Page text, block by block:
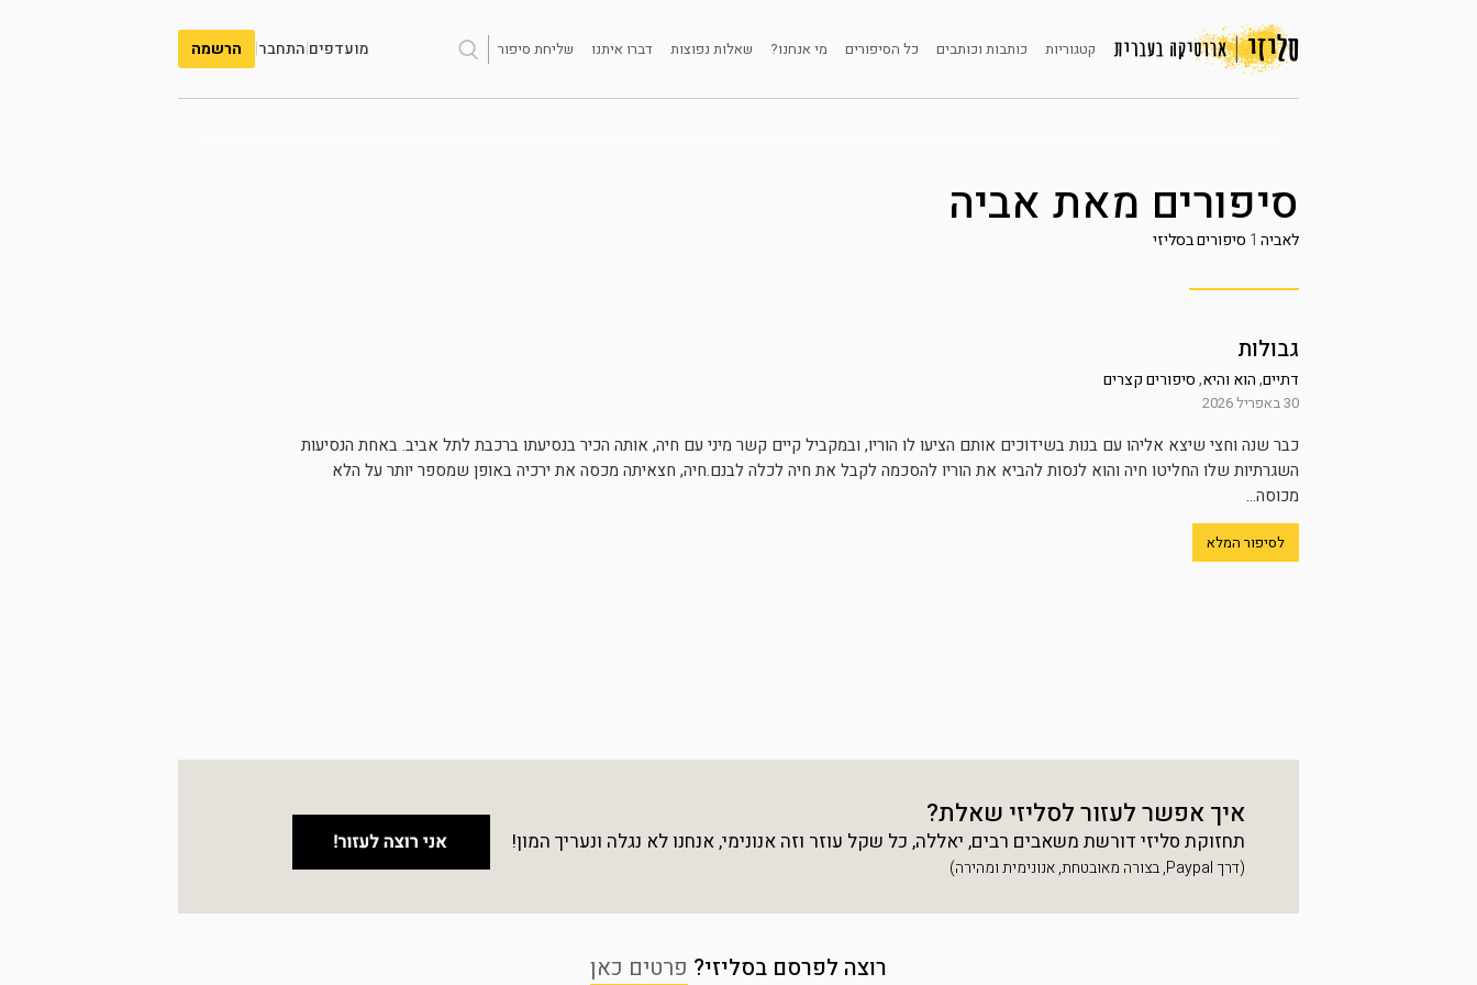
קטגוריות כותבות וכותבים כל הסיפורים מי אנחנו? שאלות נפוצות דברו איתנו שליחת סיפור מועדפים|התחבר| הרשמה
סיפורים מאת אביה
לאביה 1 סיפורים בסליזי
גבולות
דתיים,הוא והיא,סיפורים קצרים
30 באפריל 2026
כבר שנה וחצי שיצא אליהו עם בנות בשידוכים אותם הציעו לו הוריו, ובמקביל קיים קשר מיני עם חיה, אותה הכיר בנסיעתו ברכבת לתל אביב. באחת הנסיעות
השגרתיות שלו החליטו חיה והוא לנסות להביא את הוריו להסכמה לקבל את חיה לכלה לבנם.חיה, חצאיתה מכסה את ירכיה באופן שמספר יותר על הלא
מכוסה...
לסיפור המלא
איך אפשר לעזור לסליזי שאלת?
תחזוקת סליזי דורשת משאבים רבים, יאללה, כל שקל עוזר וזה אנונימי, אנחנו לא נגלה ונעריך המון!
(דרך Paypal, בצורה מאובטחת, אנונימית ומהירה)
רוצה לפרסם בסליזי? פרטים כאן